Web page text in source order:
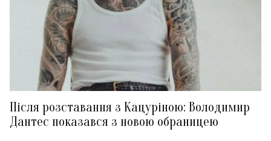
Після розставання з Кацуріною: Володимир
Дантес показався з новою обраницею